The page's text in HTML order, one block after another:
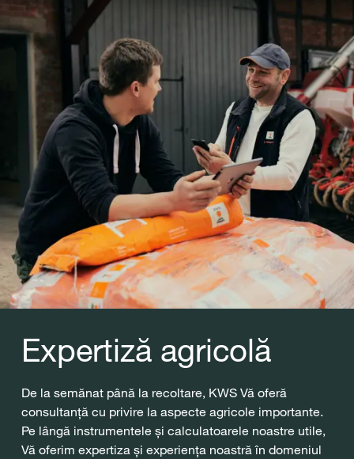
Expertiză agricolă
De la semănat până la recoltare, KWS Vă oferă
consultanță cu privire la aspecte agricole importante.
Pe lângă instrumentele și calculatoarele noastre utile,
Vă oferim expertiza și experiența noastră în domeniul